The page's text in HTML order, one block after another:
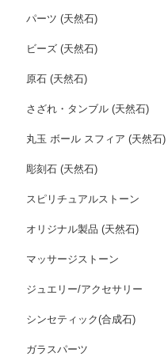
パーツ (天然石)
ビーズ (天然石)
原石 (天然石)
さざれ・タンブル (天然石)
丸玉 ボール スフィア (天然石)
彫刻石 (天然石)
スピリチュアルストーン
オリジナル製品 (天然石)
マッサージストーン
ジュエリー/アクセサリー
シンセティック(合成石)
ガラスパーツ